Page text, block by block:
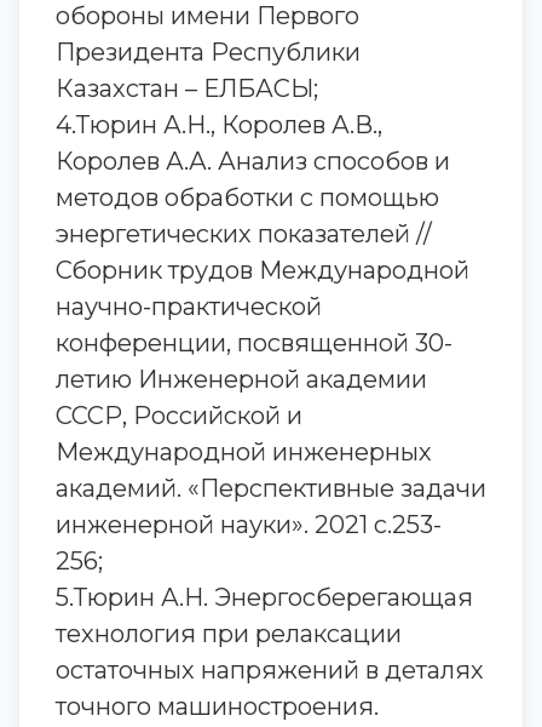
обороны имени Первого
Президента Республики
Казахстан – ЕЛБАСЫ;
4.Тюрин А.Н., Королев А.В.,
Королев А.А. Анализ способов и
методов обработки с помощью
энергетических показателей //
Сборник трудов Международной
научно-практической
конференции, посвященной 30-
летию Инженерной академии
СССР, Российской и
Международной инженерных
академий. «Перспективные задачи
инженерной науки». 2021 с.253-
256;
5.Тюрин А.Н. Энергосберегающая
технология при релаксации
остаточных напряжений в деталях
точного машиностроения.